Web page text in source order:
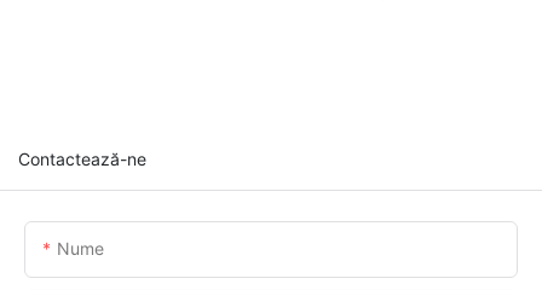
Contactează-ne
Nume